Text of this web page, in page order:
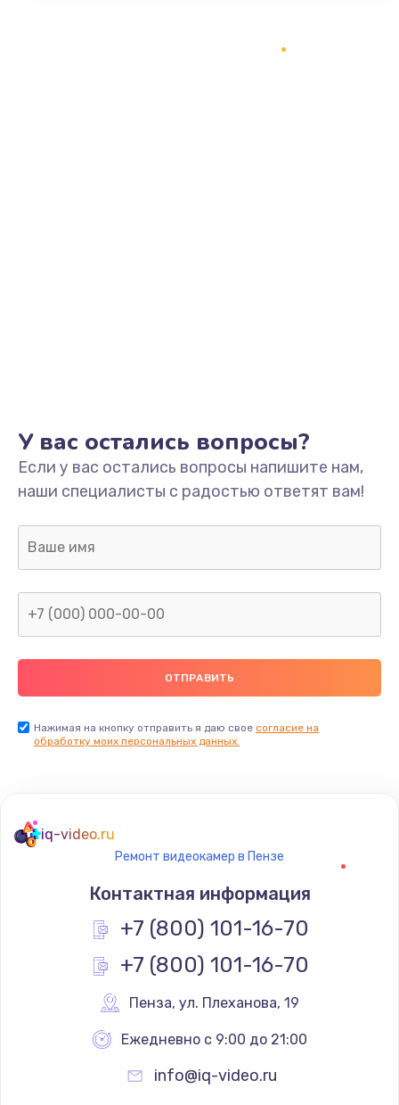
У вас остались вопросы?
Если у вас остались вопросы напишите нам,
наши специалисты с радостью ответят вам!
Нажимая на кнопку отправить я даю свое согласие на
обработку моих персональных данных.
iq-video.ru
Ремонт видеокамер в Пензе
Контактная информация
+7 (800) 101-16-70
+7 (800) 101-16-70
Пенза, ул. Плеханова, 19
Ежедневно с 9:00 до 21:00
info@iq-video.ru